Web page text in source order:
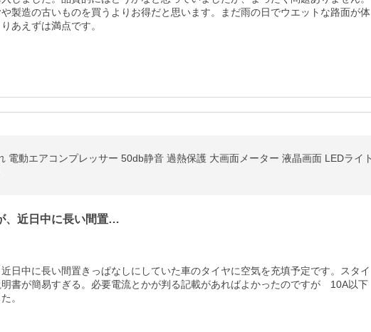
製造の古いものを買うよりお得だと思います。まだ雨の日でウエットな路面が体
あえずは満点です。
、近日中に長い間置…
日中に長い間置きっぱなしにしていた車のタイヤに空気を充填予定です。スタイ
書が簡易すぎる。必要電流とかが判る記載があればよかったのですが　10A以下
。